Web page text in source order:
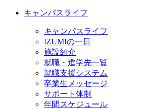
キャンパスライフ
キャンパスライフ
IZUMIの一日
施設紹介
就職・進学先一覧
就職支援システム
卒業生メッセージ
サポート体制
年間スケジュール